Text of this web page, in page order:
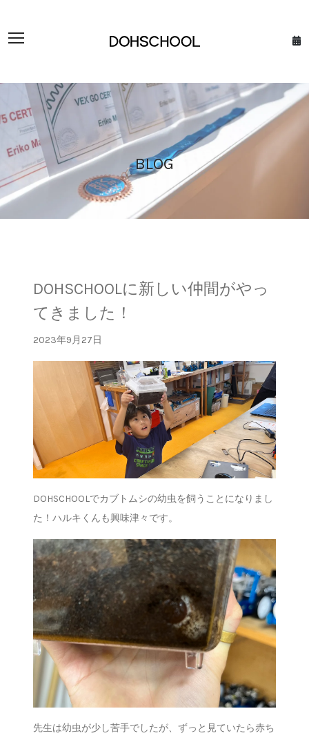
BLOG
DOHSCHOOLに新しい仲間がやっ
てきました！
2023年9月27日
DOHSCHOOLでカブトムシの幼虫を飼うことになりまし
た！ハルキくんも興味津々です。
先生は幼虫が少し苦手でしたが、ずっと見ていたら赤ち